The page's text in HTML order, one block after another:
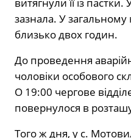
зазнала. У загальному
близько двох годин.
До проведення
чоловіки особового
О 19:00 чергове
повернулося в
Того ж дня, у с.